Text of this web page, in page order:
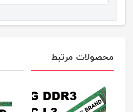
محصولات مرتبط